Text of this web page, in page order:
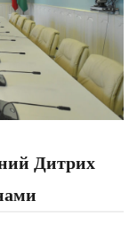
Дитрих